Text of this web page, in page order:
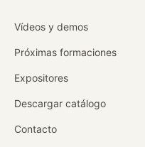
Vídeos y demos
Próximas formaciones
Expositores
Descargar catálogo
Contacto